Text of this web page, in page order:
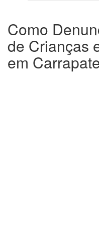
Como
de Crianças
em